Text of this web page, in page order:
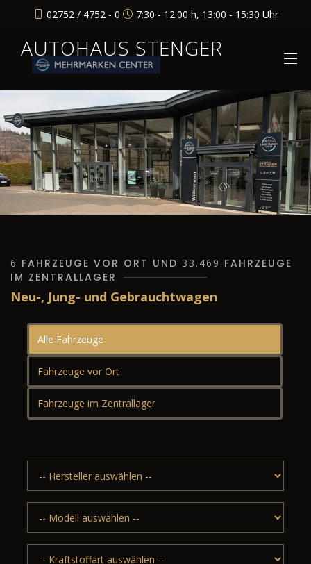
02752 / 4752 - 0 7:30 - 12:00 h, 13:00 - 15:30 Uhr
AUTOHAUS STENGER
6 FAHRZEUGE VOR ORT UND 33.469 FAHRZEUGE
IM ZENTRALLAGER
Neu-, Jung- und Gebrauchtwagen
Alle Fahrzeuge
Fahrzeuge vor Ort
Fahrzeuge im Zentrallager